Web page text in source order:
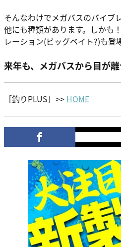
そんなわけでメガバスのバイブ
他にも種類があります。しかも
レーション(ビッグベイト?)も登
来年も、メガバスから目が離
［釣りPLUS］>> HOME